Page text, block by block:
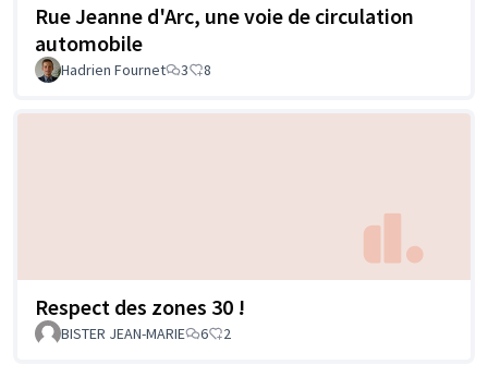
Rue Jeanne d'Arc, une voie de circulation
automobile
Hadrien Fournet 3 8
Respect des zones 30 !
BISTER JEAN-MARIE 6 2